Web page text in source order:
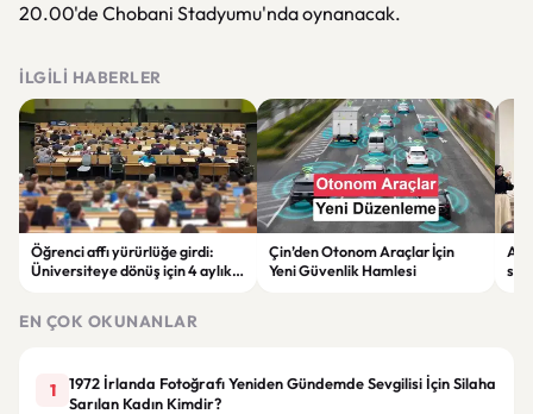
20.00'de Chobani Stadyumu'nda oynanacak.
İLGILI HABERLER
Öğrenci affı yürürlüğe girdi:
Üniversiteye dönüş için 4 aylık
Çin’den Otonom Araçlar İçin
Yeni Güvenlik Hamlesi
EN ÇOK OKUNANLAR
1
1972 İrlanda Fotoğrafı Yeniden Gündemde Sevgilisi İçin Silaha
Sarılan Kadın Kimdir?